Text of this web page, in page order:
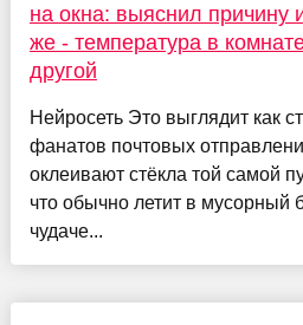
на окна: выяснил причину
же - температура в
другой
Нейросеть Это выглядит как
фанатов почтовых
оклеивают стёкла той самой
что обычно летит в мусорный
чудаче...